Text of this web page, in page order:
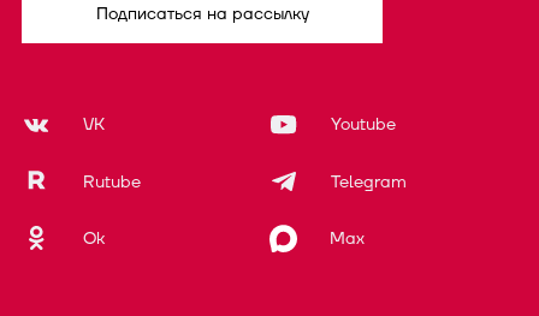
Подписаться на рассылку
VK Youtube
Rutube Telegram
Ok Max